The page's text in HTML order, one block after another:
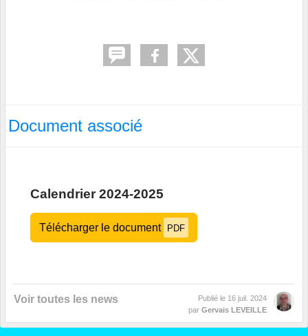
Document associé
Calendrier 2024-2025
Télécharger le document PDF
Voir toutes les news Publié le 16 juil. 2024
par Gervais LEVEILLE